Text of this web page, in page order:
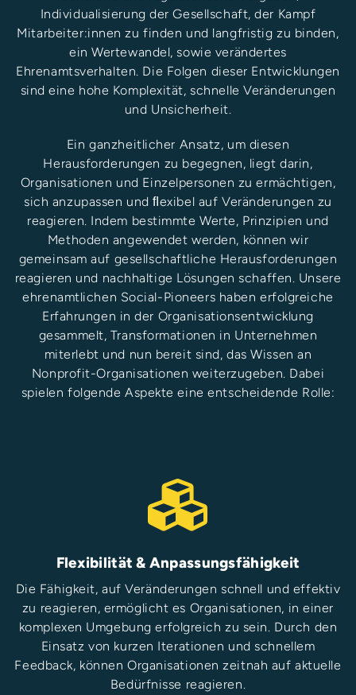
Individualisierung der Gesellschaft, der Kampf
Mitarbeiter:innen zu finden und langfristig zu binden,
ein Wertewandel, sowie verändertes
Ehrenamtsverhalten. Die Folgen dieser Entwicklungen
sind eine hohe Komplexität, schnelle Veränderungen
und Unsicherheit.
Ein ganzheitlicher Ansatz, um diesen
Herausforderungen zu begegnen, liegt darin,
Organisationen und Einzelpersonen zu ermächtigen,
sich anzupassen und ﬂexibel auf Veränderungen zu
reagieren. Indem bestimmte Werte, Prinzipien und
Methoden angewendet werden, können wir
gemeinsam auf gesellschaftliche Herausforderungen
reagieren und nachhaltige Lösungen schaffen. Unsere
ehrenamtlichen Social-Pioneers haben erfolgreiche
Erfahrungen in der Organisationsentwicklung
gesammelt, Transformationen in Unternehmen
miterlebt und nun bereit sind, das Wissen an
Nonprofit-Organisationen weiterzugeben. Dabei
spielen folgende Aspekte eine entscheidende Rolle:
Flexibilität & Anpassungsfähigkeit
Die Fähigkeit, auf Veränderungen schnell und effektiv
zu reagieren, ermöglicht es Organisationen, in einer
komplexen Umgebung erfolgreich zu sein. Durch den
Einsatz von kurzen Iterationen und schnellem
Feedback, können Organisationen zeitnah auf aktuelle
Bedürfnisse reagieren.